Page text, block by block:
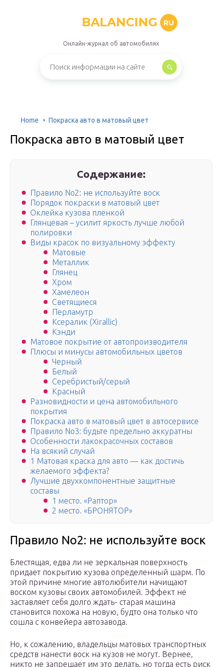
BALANCING RU
Онлайн-журнал об автомобилях
Home Покраска авто в матовый цвет
Покраска авто в матовый цвет
Содержание:
Правило No2: не используйте воск
Порядок покраски в матовый цвет
Оклейка кузова пленкой
Глянцевая – усилит яркость лучше любой
полировки
Виды красок по визуальному эффекту
Матовые
Металлик
Глянец
Хром
Хамелеон
Светящиеся
Перламутр
Ксералик (Xirallic)
Кэнди
Матовое покрытие от автопроизводителя
Плюсы и минусы автомобильных цветов
Черный
Белый
Серебристый/серый
Красный
Разновидности и цена автомобильного
покрытия
Покраска авто в матовый цвет в автосервисе
Правило No3: будьте предельно аккуратны
Особенности лакокрасочных составов
На всякий случай
1 Матовая краска для авто — как достичь
желаемого эффекта?
Лучшие двухкомпонентные защитные
составы
1 место. «Раптор»
2 место. «БРОНЯТОР»
Правило No2: не используйте воск
Блестящая, едва ли не зеркальная поверхность
придает покрытию кузова определенный шарм. По
этой причине многие автолюбители начищают
воском кузовы своих автомобилей. Эффект не
заставляет себя долго ждать- старая машина
становится похожа на новую, будто она только что
сошла с конвейера автозавода.
Но, к сожалению, владельцы матовых транспортных
средств нанести воск на кузов не могут. Вернее,
никто не запрещает им это делать, но тогда есть риск